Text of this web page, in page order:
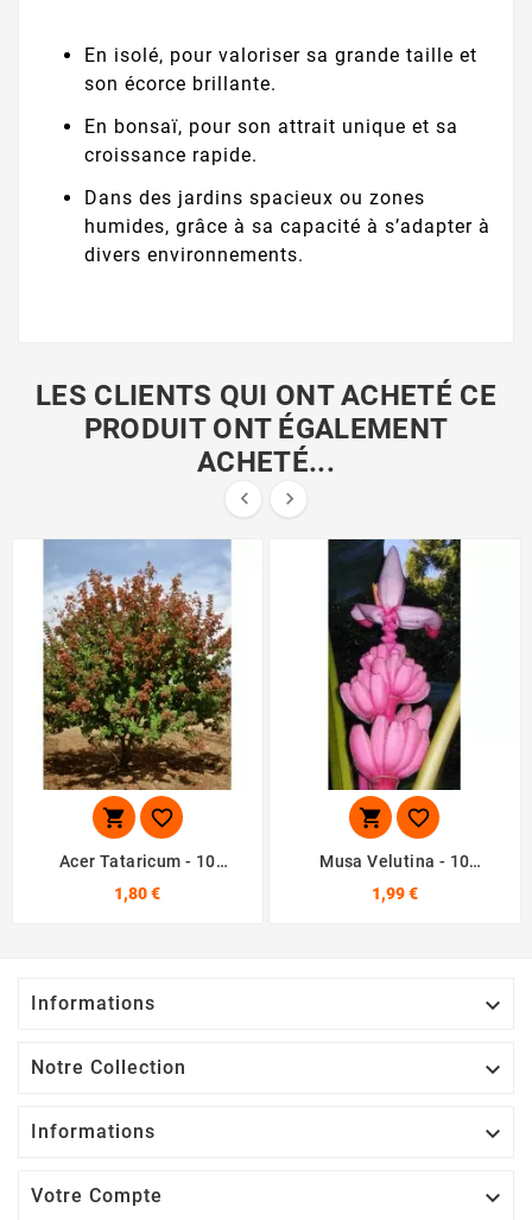
En isolé, pour valoriser sa grande taille et
son écorce brillante.
En bonsaï, pour son attrait unique et sa
croissance rapide.
Dans des jardins spacieux ou zones
humides, grâce à sa capacité à s’adapter à
divers environnements.
LES CLIENTS QUI ONT ACHETÉ CE
PRODUIT ONT ÉGALEMENT
ACHETÉ...
 
 
Acer Tataricum - 10
1,80 €
 
Musa Velutina - 10
1,99 €
Informations 
Notre Collection 
Informations 
Votre Compte 